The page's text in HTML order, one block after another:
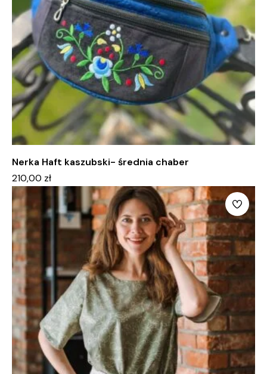
Nerka Haft kaszubski- średnia chaber
210,00 zł